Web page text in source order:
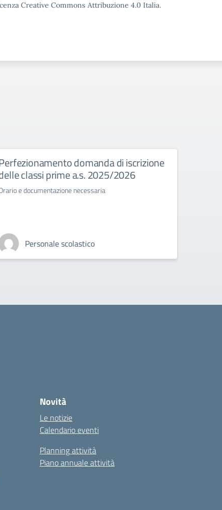
Creative Commons Attribuzione 4.0 Italia.
domanda di iscrizione
classi prime a.s. 2025/2026
e documentazione necessaria
Personale scolastico
Novità
Le notizie
Calendario eventi
Planning attività
Piano annuale attività